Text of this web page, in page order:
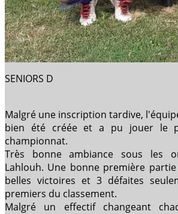
SENIORS D
Malgré une inscription tardive,
bien été créée et a pu jouer le
championnat.
Très bonne ambiance sous les
Lahlouh. Une bonne première
belles victoires et 3 défaites
premiers du classement.
Malgré un effectif changeant